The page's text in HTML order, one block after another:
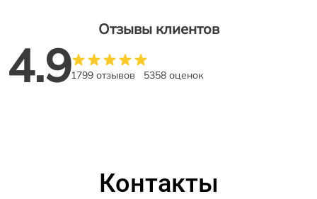
Отзывы клиентов
4.91799 отзывов 5358 оценок
Контакты